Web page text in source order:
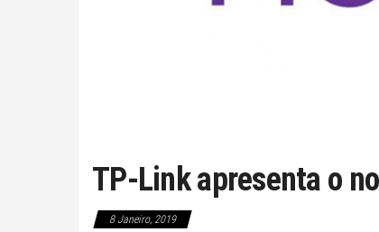
TP-Link apresenta o
8 Janeiro, 2019